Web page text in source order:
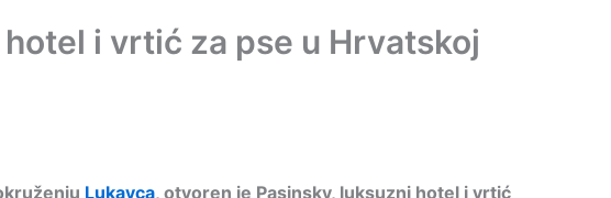
i vrtić za pse u Hrvatskoj
Lukavca, otvoren je Pasinsky, luksuzni hotel i vrtić